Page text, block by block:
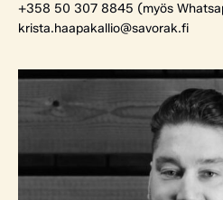
+358 50 307 8845 (myös
krista.haapakallio@savorak.fi